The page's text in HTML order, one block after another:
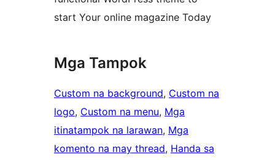
start Your online magazine Today
Mga Tampok
Custom na background, Custom na
logo, Custom na menu, Mga
itinatampok na larawan, Mga
komento na may thread, Handa sa